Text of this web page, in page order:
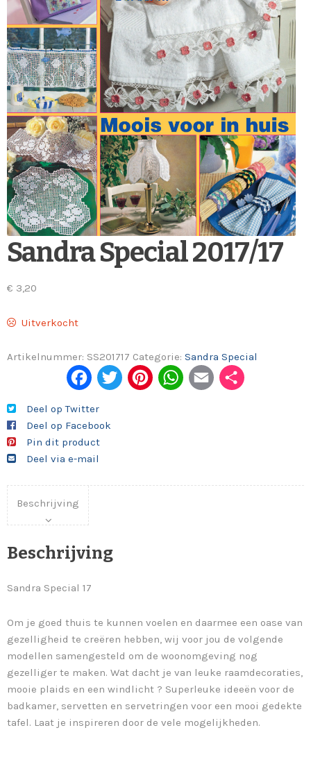
Sandra Special 2017/17
€ 3,20
Uitverkocht
Artikelnummer: SS201717 Categorie: Sandra Special
Fac
ebo
ok
Twi
Pint
Wh
Em
Deel op Twitter
Deel op Facebook
Pin dit product
Deel via e-mail
Beschrijving
Beschrijving
Sandra Special 17
Om je goed thuis te kunnen voelen en daarmee een oase van
gezelligheid te creëren hebben, wij voor jou de volgende
modellen samengesteld om de woonomgeving nog
gezelliger te maken. Wat dacht je van leuke raamdecoraties,
mooie plaids en een windlicht ? Superleuke ideeën voor de
badkamer, servetten en servetringen voor een mooi gedekte
tafel. Laat je inspireren door de vele mogelijkheden.